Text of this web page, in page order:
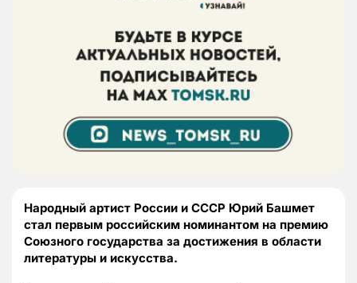
Народный артист России и СССР Юрий Башмет
стал первым российским номинантом на премию
Союзного государства за достижения в области
литературы и искусства.